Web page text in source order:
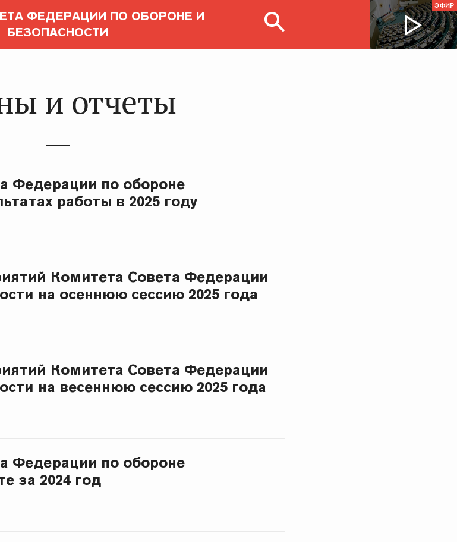
ФЕДЕРАЦИИ ПО ОБОРОНЕ И
БЕЗОПАСНОСТИ
ЭФИР
и отчеты
Федерации по обороне
работы в 2025 году
Комитета Совета Федерации
на осеннюю сессию 2025 года
Комитета Совета Федерации
на весеннюю сессию 2025 года
Федерации по обороне
за 2024 год